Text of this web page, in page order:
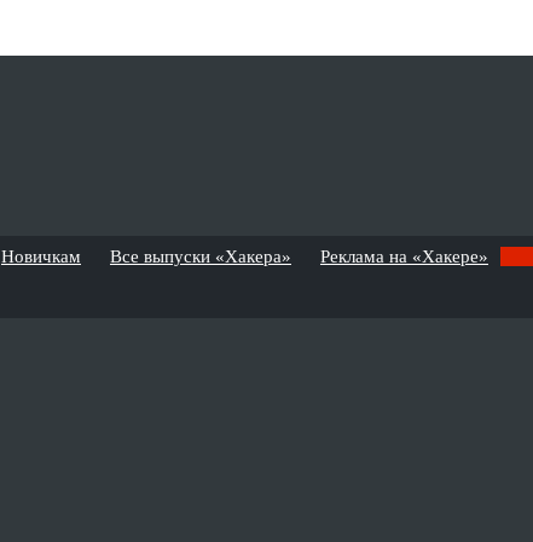
Новичкам Все выпуски «Хакера» Реклама на «Хакере»